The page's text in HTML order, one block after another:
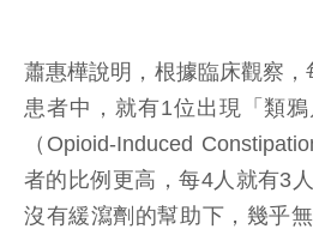
蕭惠樺說明，根據臨床觀察
患者中，就有1位出現「類鴉
（Opioid-Induced
者的比例更高，每4人就有3
沒有緩瀉劑的幫助下，幾乎